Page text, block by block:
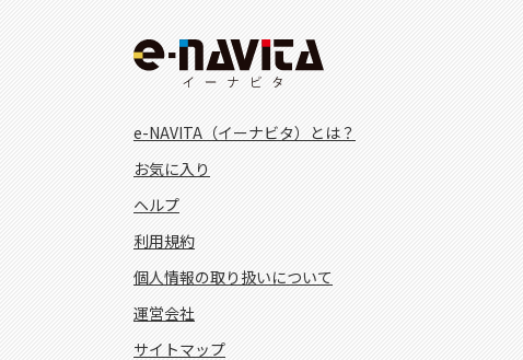
e-NAVITA（イーナビタ）とは？
お気に入り
ヘルプ
利用規約
個人情報の取り扱いについて
運営会社
サイトマップ